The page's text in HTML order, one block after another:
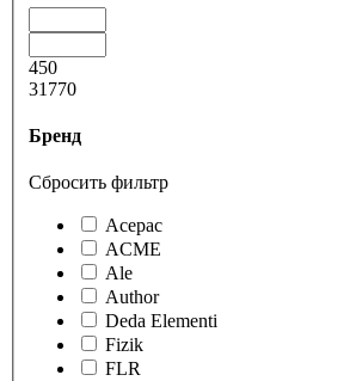
450
31770
Бренд
Сбросить фильтр
Acepac
ACME
Ale
Author
Deda Elementi
Fizik
FLR